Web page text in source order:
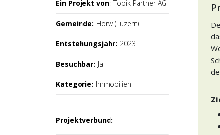
Ein Projekt von: Topik Partner AG
Gemeinde: Horw (Luzern)
Entstehungsjahr: 2023
Besuchbar: Ja
Kategorie: Immobilien
Projektverbund: